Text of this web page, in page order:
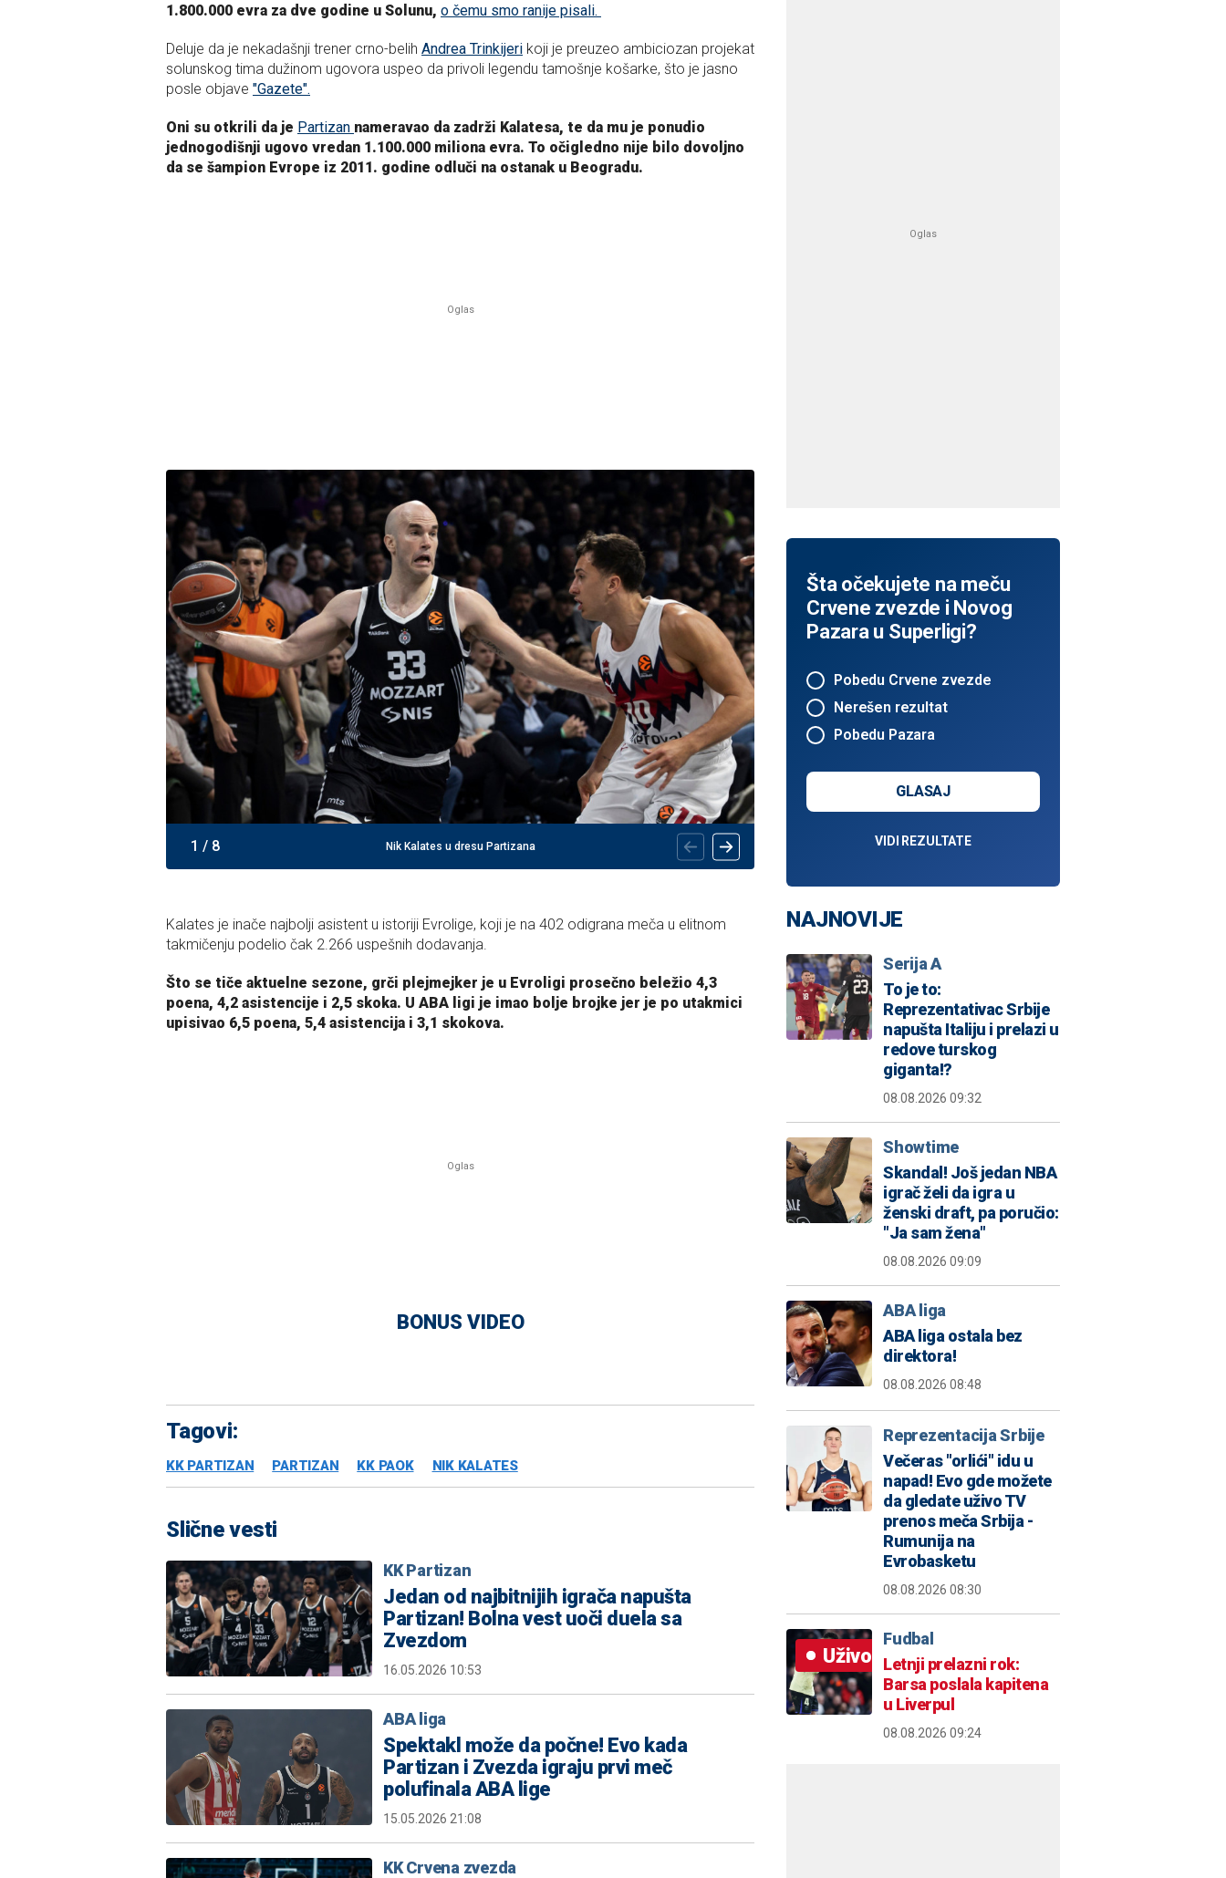
1.800.000 evra za dve godine u Solunu, o čemu smo ranije pisali.
Deluje da je nekadašnji trener crno-belih Andrea Trinkijeri koji je preuzeo ambiciozan projekat
solunskog tima dužinom ugovora uspeo da privoli legendu tamošnje košarke, što je jasno
posle objave "Gazete".
Oni su otkrili da je Partizan nameravao da zadrži Kalatesa, te da mu je ponudio
jednogodišnji ugovo vredan 1.100.000 miliona evra. To očigledno nije bilo dovoljno
da se šampion Evrope iz 2011. godine odluči na ostanak u Beogradu.
Nik Kalates u dresu Partizana
1 / 8
Kalates je inače najbolji asistent u istoriji Evrolige, koji je na 402 odigrana meča u elitnom
takmičenju podelio čak 2.266 uspešnih dodavanja.
Što se tiče aktuelne sezone, grči plejmejker je u Evroligi prosečno beležio 4,3
poena, 4,2 asistencije i 2,5 skoka. U ABA ligi je imao bolje brojke jer je po utakmici
upisivao 6,5 poena, 5,4 asistencija i 3,1 skokova.
BONUS VIDEO
Tagovi:
KK PARTIZAN PARTIZAN KK PAOK NIK KALATES
Slične vesti
KK Partizan
Jedan od najbitnijih igrača napušta
Partizan! Bolna vest uoči duela sa
Zvezdom
16.05.2026 10:53
ABA liga
Spektakl može da počne! Evo kada
Partizan i Zvezda igraju prvi meč
polufinala ABA lige
15.05.2026 21:08
KK Crvena zvezda
Šta očekujete na meču
Crvene zvezde i Novog
Pazara u Superligi?
Pobedu Crvene zvezde
Nerešen rezultat
Pobedu Pazara
GLASAJ
VIDI REZULTATE
NAJNOVIJE
Serija A
To je to:
Reprezentativac Srbije
napušta Italiju i prelazi u
redove turskog
giganta!?
08.08.2026 09:32
Showtime
Skandal! Još jedan NBA
igrač želi da igra u
ženski draft, pa poručio:
"Ja sam žena"
08.08.2026 09:09
ABA liga
ABA liga ostala bez
direktora!
08.08.2026 08:48
Reprezentacija Srbije
Večeras "orlići" idu u
napad! Evo gde možete
da gledate uživo TV
prenos meča Srbija -
Rumunija na
Evrobasketu
08.08.2026 08:30
Uživo
Fudbal
Letnji prelazni rok:
Barsa poslala kapitena
u Liverpul
08.08.2026 09:24